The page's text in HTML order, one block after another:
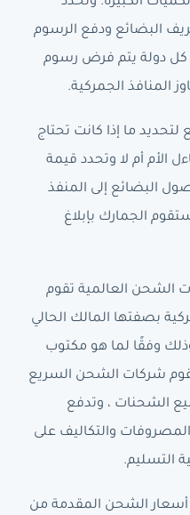
البضائع ودفع الرسوم
كل دولة يتم فرض رسوم
المنافذ الجمركية.
ما إذا كانت تحتاج
الأم أم لا وتحدد قيمة
البضائع إلى المنفذ
الجمارك بإبلاغ
الشحن العالمية تقوم
بصفتها المالك الحالي
وفقًا لما هو مكتوب
شركات الشحن السريع
الشحنات ، وتدفع
والتكاليف على
التسليم.
الشحن المقدمة من